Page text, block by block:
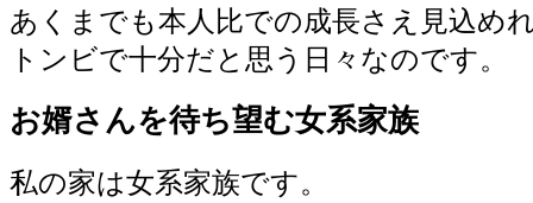
あくまでも本人比での成長さえ見込め
トンビで十分だと思う日々なのです。
お婿さんを待ち望む女系家族
私の家は女系家族です。